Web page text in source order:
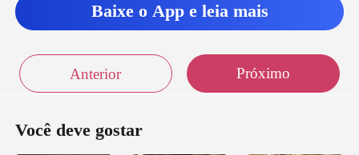
Baixe o App e leia mais
Anterior Próximo
Você deve gostar